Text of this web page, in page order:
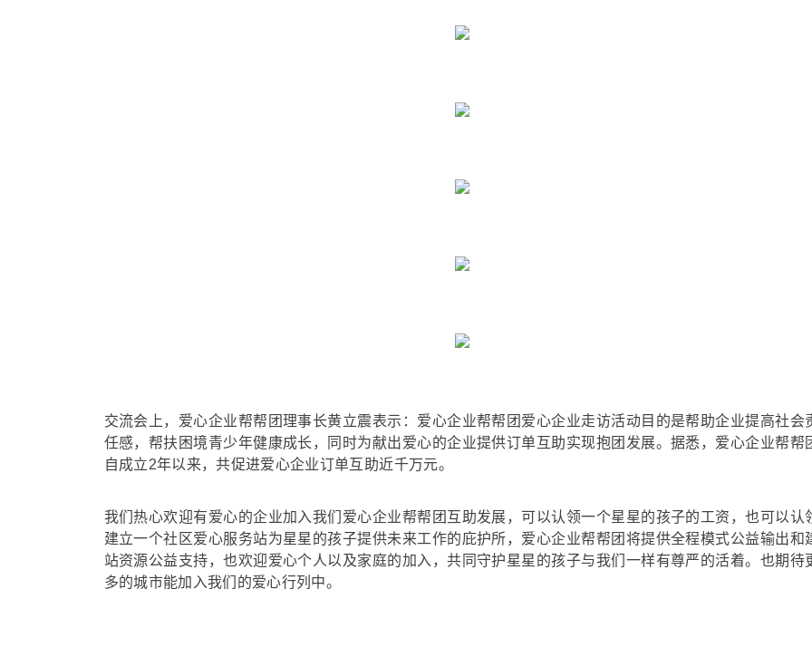
交流会上，爱心企业帮帮团理事长黄立震表示：爱心企业帮帮团爱心企业走访活动目的是帮助企业提高社会
任感，帮扶困境青少年健康成长，同时为献出爱心的企业提供订单互助实现抱团发展。据悉，爱心企业帮帮
自成立2年以来，共促进爱心企业订单互助近千万元。
我们热心欢迎有爱心的企业加入我们爱心企业帮帮团互助发展，可以认领一个星星的孩子的工资，也可以认
建立一个社区爱心服务站为星星的孩子提供未来工作的庇护所，爱心企业帮帮团将提供全程模式公益输出和
站资源公益支持，也欢迎爱心个人以及家庭的加入，共同守护星星的孩子与我们一样有尊严的活着。也期待
多的城市能加入我们的爱心行列中。